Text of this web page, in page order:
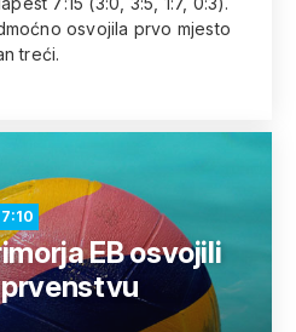
osvojila prvo mjesto
treći.
EB osvojili